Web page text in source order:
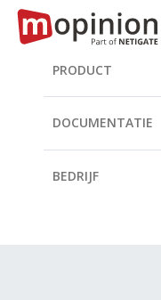
PRODUCT
DOCUMENTATIE
BEDRIJF